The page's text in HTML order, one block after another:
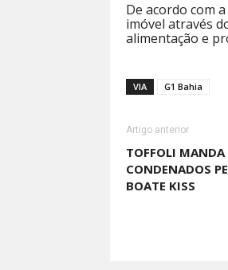
De acordo com
imóvel através
alimentação e
VIA G1 Bahia
Artigo anterior
TOFFOLI MANDA
CONDENADOS
BOATE KISS